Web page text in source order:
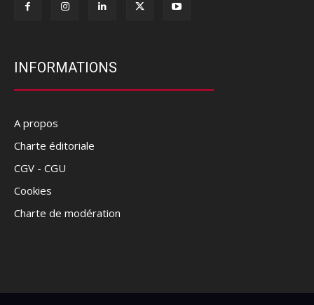
INFORMATIONS
A propos
Charte éditoriale
CGV - CGU
Cookies
Charte de modération